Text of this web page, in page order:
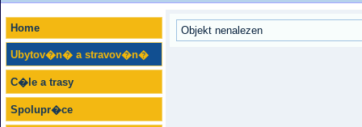
Home
Ubytov�n� a stravov�n�
C�le a trasy
Spolupr�ce
Objekt nenalezen